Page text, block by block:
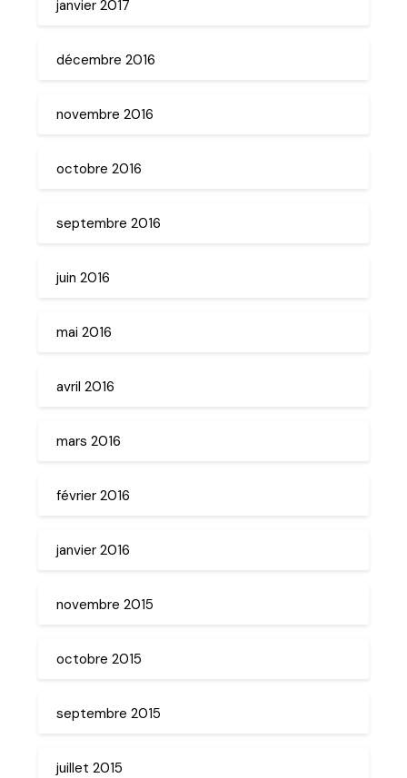
janvier 2017
décembre 2016
novembre 2016
octobre 2016
septembre 2016
juin 2016
mai 2016
avril 2016
mars 2016
février 2016
janvier 2016
novembre 2015
octobre 2015
septembre 2015
juillet 2015